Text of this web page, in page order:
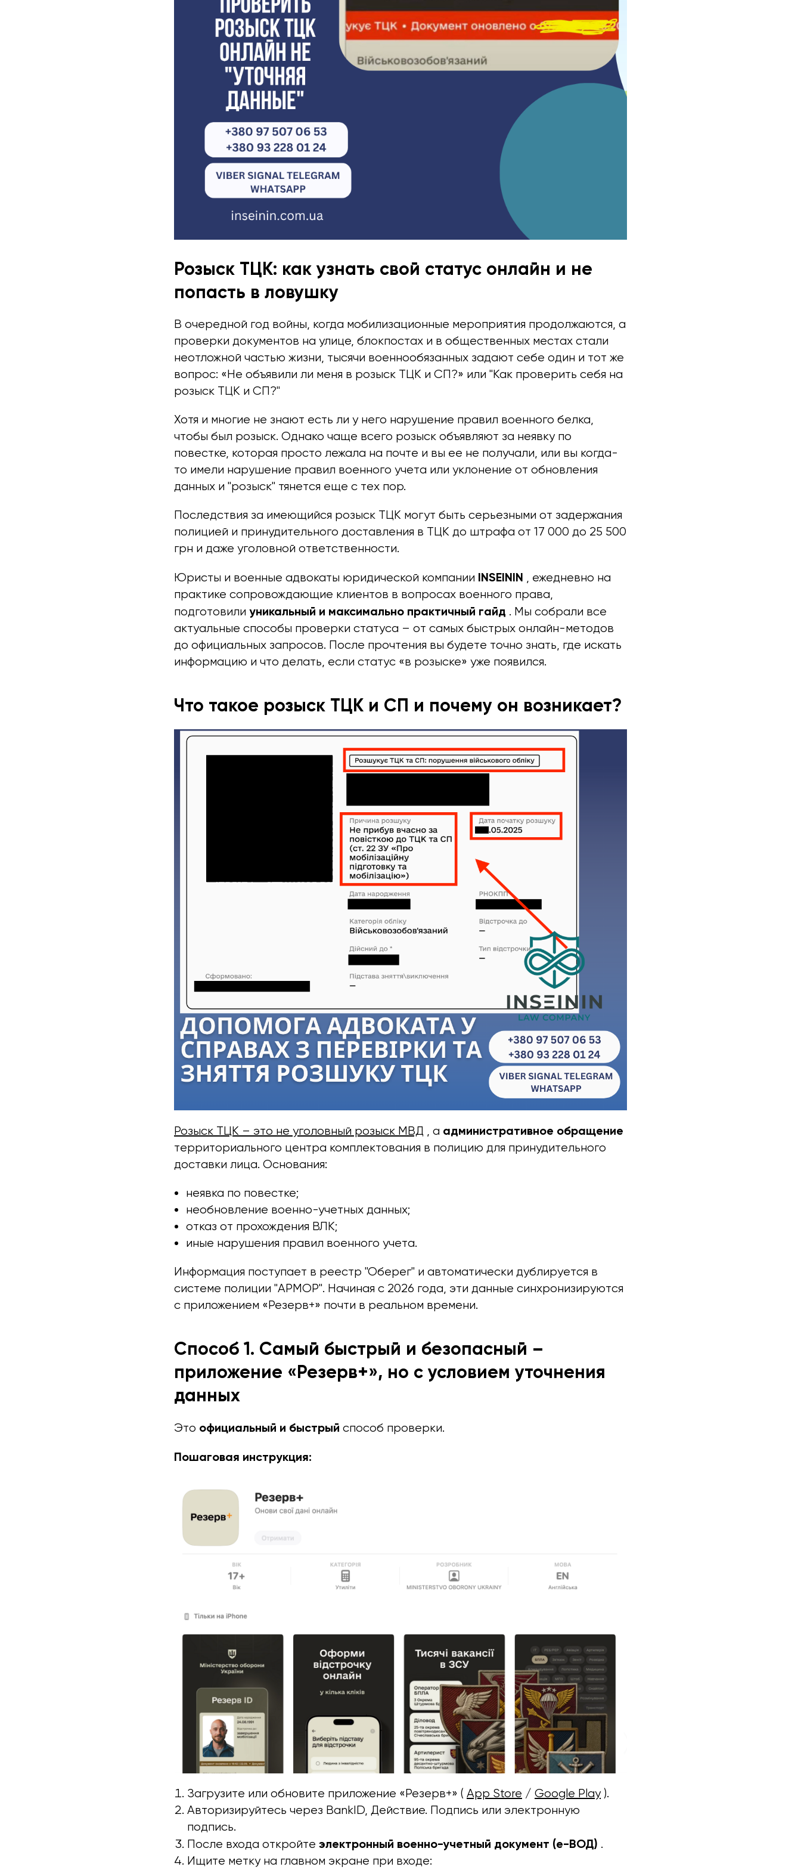
Розыск ТЦК: как узнать свой статус онлайн и не
попасть в ловушку
В очередной год войны, когда мобилизационные мероприятия продолжаются, а
проверки документов на улице, блокпостах и ​​в общественных местах стали
неотложной частью жизни, тысячи военнообязанных задают себе один и тот же
вопрос: «Не объявили ли меня в розыск ТЦК и СП?» или "Как проверить себя на
розыск ТЦК и СП?"
Хотя и многие не знают есть ли у него нарушение правил военного белка,
чтобы был розыск. Однако чаще всего розыск объявляют за неявку по
повестке, которая просто лежала на почте и вы ее не получали, или вы когда-
то имели нарушение правил военного учета или уклонение от обновления
данных и "розыск" тянется еще с тех пор.
Последствия за имеющийся розыск ТЦК могут быть серьезными от задержания
полицией и принудительного доставления в ТЦК до штрафа от 17 000 до 25 500
грн и даже уголовной ответственности.
Юристы и военные адвокаты юридической компании INSEININ , ежедневно на
практике сопровождающие клиентов в вопросах военного права,
подготовили уникальный и максимально практичный гайд . Мы собрали все
актуальные способы проверки статуса – от самых быстрых онлайн-методов
до официальных запросов. После прочтения вы будете точно знать, где искать
информацию и что делать, если статус «в розыске» уже появился.
Что такое розыск ТЦК и СП и почему он возникает?
Розыск ТЦК – это не уголовный розыск МВД , а административное обращение
территориального центра комплектования в полицию для принудительного
доставки лица. Основания:
неявка по повестке;
необновление военно-учетных данных;
отказ от прохождения ВЛК;
иные нарушения правил военного учета.
Информация поступает в реестр "Оберег" и автоматически дублируется в
системе полиции "АРМОР". Начиная с 2026 года, эти данные синхронизируются
с приложением «Резерв+» почти в реальном времени.
Способ 1. Самый быстрый и безопасный –
приложение «Резерв+», но с условием уточнения
данных
Это официальный и быстрый способ проверки.
Пошаговая инструкция:
Загрузите или обновите приложение «Резерв+» ( App Store / Google Play).
Авторизируйтесь через BankID, Действие. Подпись или электронную
подпись.
После входа откройте электронный военно-учетный документ (е-ВОД) .
Ищите метку на главном экране при входе: